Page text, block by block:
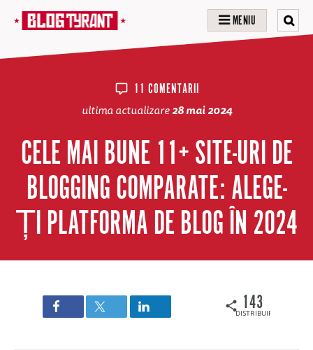
MENIU
11 COMENTARII
ultima actualizare28 mai 2024
CELE MAI BUNE 11+ SITE-URI DE
BLOGGING COMPARATE: ALEGE-
ȚI PLATFORMA DE BLOG ÎN 2024
DISTRIBUIRI
143